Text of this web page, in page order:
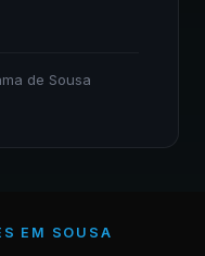
de Sousa
EM SOUSA